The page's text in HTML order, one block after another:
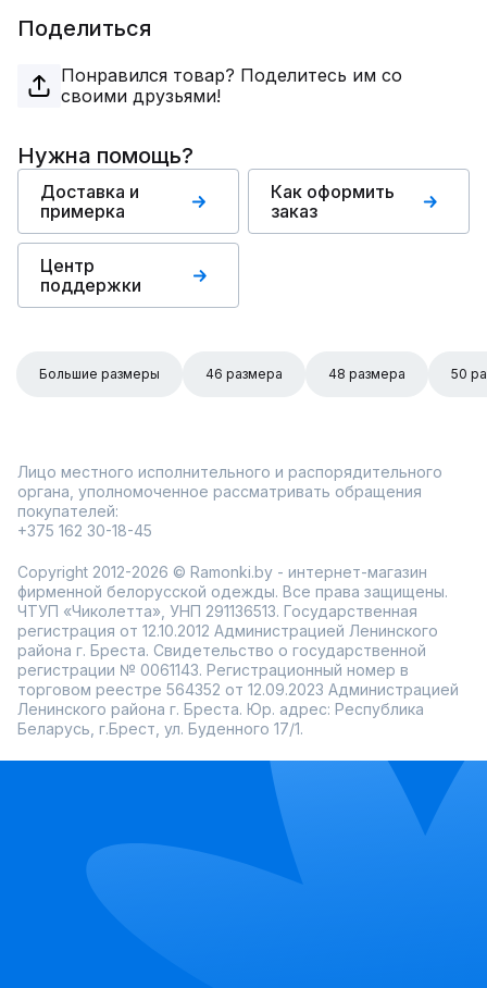
Поделиться
Понравился товар? Поделитесь им со
своими друзьями!
Нужна помощь?
Доставка и
примерка
Как оформить
заказ
Центр
поддержки
Большие размеры 46 размера 48 размера 50
Лицо местного исполнительного и распорядительного
органа, уполномоченное рассматривать обращения
покупателей:
+375 162 30-18-45
Copyright 2012-2026 © Ramonki.by - интернет-магазин
фирменной белорусской одежды. Все права защищены.
ЧТУП «Чиколетта», УНП 291136513. Государственная
регистрация от 12.10.2012 Администрацией Ленинского
района г. Бреста. Свидетельство о государственной
регистрации № 0061143. Регистрационный номер в
торговом реестре 564352 от 12.09.2023 Администрацией
Ленинского района г. Бреста. Юр. адрес: Республика
Беларусь, г.Брест, ул. Буденного 17/1.